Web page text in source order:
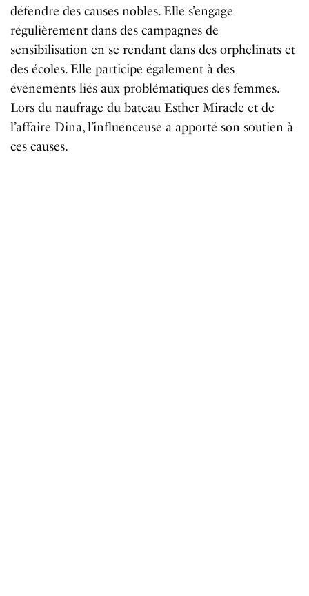
défendre des causes nobles. Elle s’engage
régulièrement dans des campagnes de
sensibilisation en se rendant dans des orphelinats et
des écoles. Elle participe également à des
événements liés aux problématiques des femmes.
Lors du naufrage du bateau Esther Miracle et de
l’affaire Dina, l’influenceuse a apporté son soutien à
ces causes.